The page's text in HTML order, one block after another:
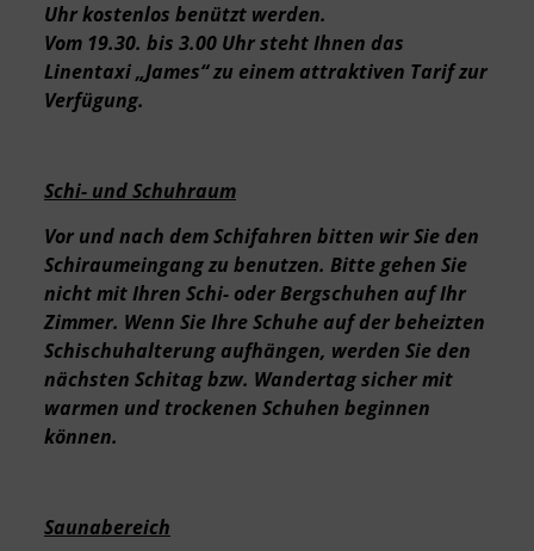
Uhr kostenlos benützt werden.
Vom 19.30. bis 3.00 Uhr steht Ihnen das
Linentaxi „James“ zu einem attraktiven Tarif zur
Verfügung.
Schi- und Schuhraum
Vor und nach dem Schifahren bitten wir Sie den
Schiraumeingang zu benutzen. Bitte gehen Sie
nicht mit Ihren Schi- oder Bergschuhen auf Ihr
Zimmer. Wenn Sie Ihre Schuhe auf der beheizten
Schischuhalterung aufhängen, werden Sie den
nächsten Schitag bzw. Wandertag sicher mit
warmen und trockenen Schuhen beginnen
können.
Saunabereich